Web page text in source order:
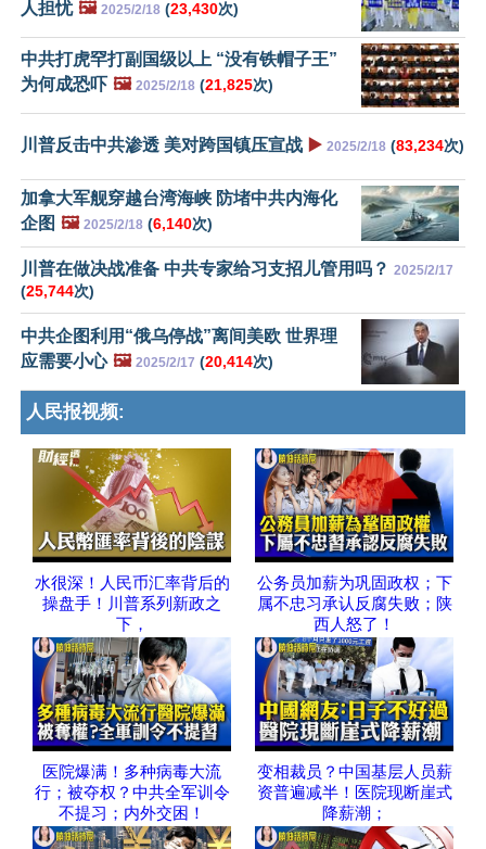
人担忧 🖼️ 2025/2/18 (23,430次)
中共打虎罕打副国级以上 “没有铁帽子王”
为何成恐吓 🖼️ 2025/2/18 (21,825次)
川普反击中共渗透 美对跨国镇压宣战 ▶️ 2025/2/18 (83,234次)
加拿大军舰穿越台湾海峡 防堵中共内海化
企图 🖼️ 2025/2/18 (6,140次)
川普在做决战准备 中共专家给习支招儿管用吗？ 2025/2/17
(25,744次)
中共企图利用“俄乌停战”离间美欧 世界理
应需要小心 🖼️ 2025/2/17 (20,414次)
人民报视频:
水很深！人民币汇率背后的
操盘手！川普系列新政之
下，
公务员加薪为巩固政权；下
属不忠习承认反腐失败；陕
西人怒了！
医院爆满！多种病毒大流
行；被夺权？中共全军训令
不提习；内外交困！
变相裁员？中国基层人员薪
资普遍减半！医院现断崖式
降薪潮；